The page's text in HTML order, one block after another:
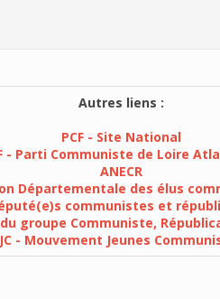
Autres liens :
PCF - Site National
- Parti Communiste de Loire
ANECR
Départementale des élus
communistes et
groupe Communiste,
JC - Mouvement Jeunes